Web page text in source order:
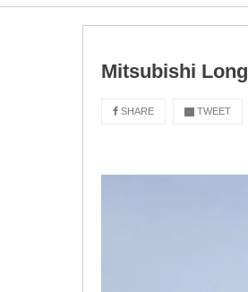
Mitsubishi
SHARE TWEET